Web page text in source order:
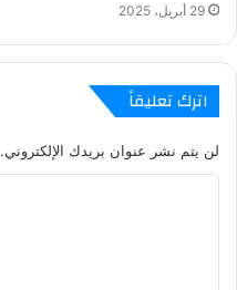
29 أبريل، 2025
اترك تعليقاً
لن يتم نشر عنوان بريدك الإلكتروني.